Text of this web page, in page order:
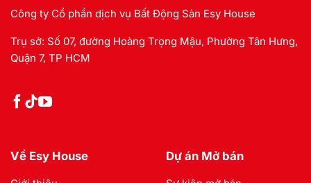
Công ty Cổ phần dịch vụ Bất Động Sản Esy House
Trụ sở: Số 07, đường Hoàng Trọng Mậu, Phường Tân Hưng,
Quận 7, TP HCM
Về Esy House Dự án Mở bán